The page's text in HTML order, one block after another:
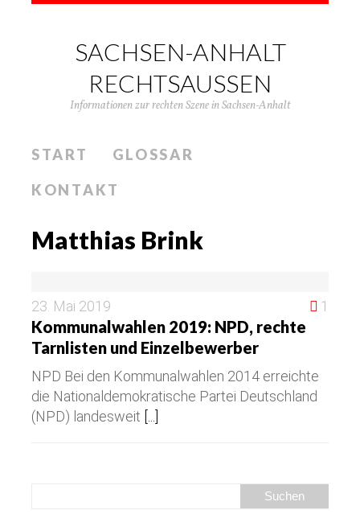
SACHSEN-ANHALT
RECHTSAUSSEN
Informationen zur rechten Szene in Sachsen-Anhalt
START
GLOSSAR
KONTAKT
Matthias Brink
23. Mai 2019 1
Kommunalwahlen 2019: NPD, rechte
Tarnlisten und Einzelbewerber
NPD Bei den Kommunalwahlen 2014 erreichte
die Nationaldemokratische Partei Deutschland
(NPD) landesweit